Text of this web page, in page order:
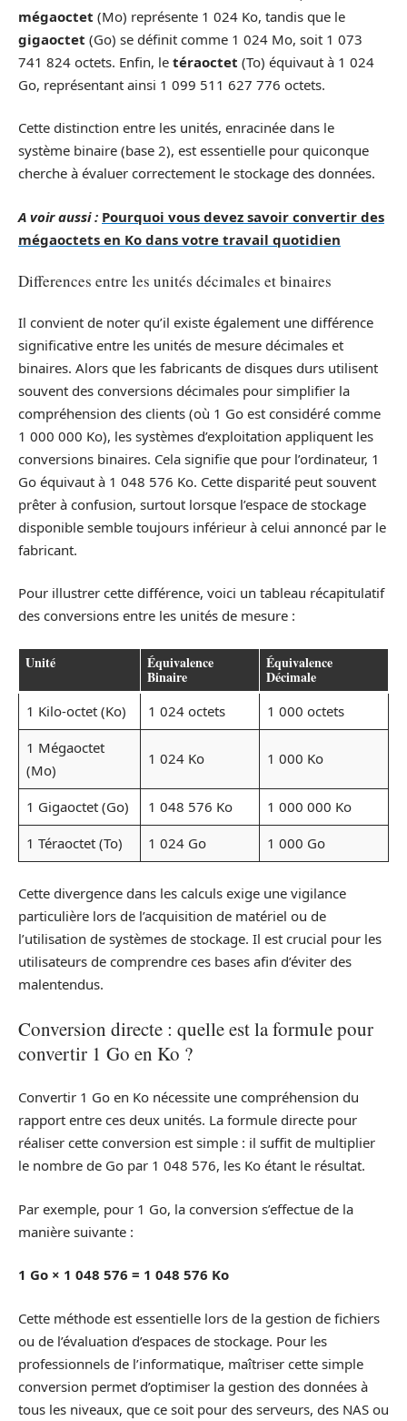
mégaoctet (Mo) représente 1 024 Ko, tandis que le
gigaoctet (Go) se définit comme 1 024 Mo, soit 1 073
741 824 octets. Enfin, le téraoctet (To) équivaut à 1 024
Go, représentant ainsi 1 099 511 627 776 octets.
Cette distinction entre les unités, enracinée dans le
système binaire (base 2), est essentielle pour quiconque
cherche à évaluer correctement le stockage des données.
A voir aussi : Pourquoi vous devez savoir convertir des
mégaoctets en Ko dans votre travail quotidien
Differences entre les unités décimales et binaires
Il convient de noter qu’il existe également une différence
significative entre les unités de mesure décimales et
binaires. Alors que les fabricants de disques durs utilisent
souvent des conversions décimales pour simplifier la
compréhension des clients (où 1 Go est considéré comme
1 000 000 Ko), les systèmes d’exploitation appliquent les
conversions binaires. Cela signifie que pour l’ordinateur, 1
Go équivaut à 1 048 576 Ko. Cette disparité peut souvent
prêter à confusion, surtout lorsque l’espace de stockage
disponible semble toujours inférieur à celui annoncé par le
fabricant.
Pour illustrer cette différence, voici un tableau récapitulatif
des conversions entre les unités de mesure :
Unité Équivalence
Binaire
Équivalence
Décimale
1 Kilo-octet (Ko) 1 024 octets
1 000 octets
1 Mégaoctet
(Mo)
1 024 Ko 1 000 Ko
1 Gigaoctet (Go) 1 048 576 Ko
1 000 000 Ko
1 Téraoctet (To)
1 024 Go 1 000 Go
Cette divergence dans les calculs exige une vigilance
particulière lors de l’acquisition de matériel ou de
l’utilisation de systèmes de stockage. Il est crucial pour les
utilisateurs de comprendre ces bases afin d’éviter des
malentendus.
Conversion directe : quelle est la formule pour
convertir 1 Go en Ko ?
Convertir 1 Go en Ko nécessite une compréhension du
rapport entre ces deux unités. La formule directe pour
réaliser cette conversion est simple : il suffit de multiplier
le nombre de Go par 1 048 576, les Ko étant le résultat.
Par exemple, pour 1 Go, la conversion s’effectue de la
manière suivante :
1 Go × 1 048 576 = 1 048 576 Ko
Cette méthode est essentielle lors de la gestion de fichiers
ou de l’évaluation d’espaces de stockage. Pour les
professionnels de l’informatique, maîtriser cette simple
conversion permet d’optimiser la gestion des données à
tous les niveaux, que ce soit pour des serveurs, des NAS ou